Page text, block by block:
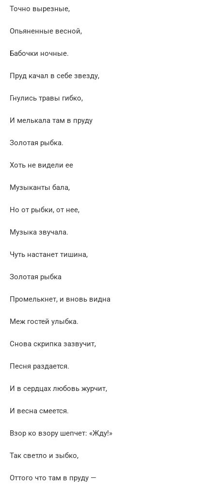
Точно вырезные,
Опьяненные весной,
Бабочки ночные.
Пруд качал в себе звезду,
Гнулись травы гибко,
И мелькала там в пруду
Золотая рыбка.
Хоть не видели ее
Музыканты бала,
Но от рыбки, от нее,
Музыка звучала.
Чуть настанет тишина,
Золотая рыбка
Промелькнет, и вновь видна
Меж гостей улыбка.
Снова скрипка зазвучит,
Песня раздается.
И в сердцах любовь журчит,
И весна смеется.
Взор ко взору шепчет: «Жду!»
Так светло и зыбко,
Оттого что там в пруду —